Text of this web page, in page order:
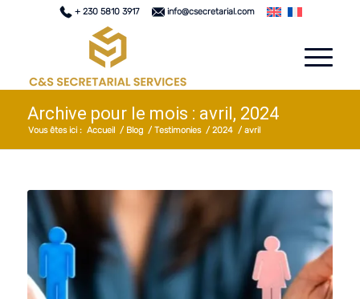
+ 230 5810 3917 info@csecretarial.com
Archive pour le mois : avril, 2024
Vous êtes ici : Accueil / Blog / Testimonies / 2024 / avril